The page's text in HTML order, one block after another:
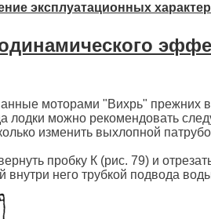
эксплуатационных
моторами "Вихрь"
лодки можно рекомендовать
изменить выхлопной
пробку К (рис. 79) и
внутри него трубкой подвода